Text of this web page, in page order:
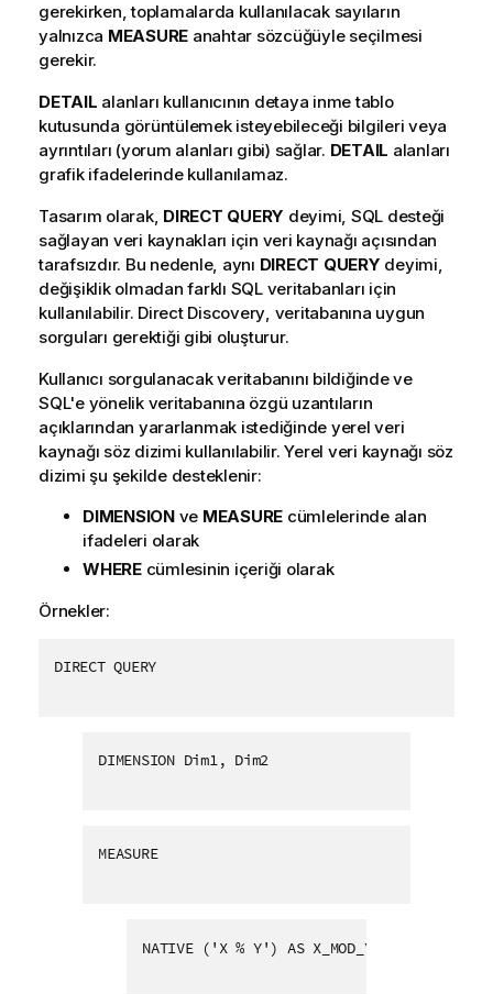
gerekirken, toplamalarda kullanılacak sayıların
yalnızca MEASURE anahtar sözcüğüyle seçilmesi
gerekir.
DETAIL alanları kullanıcının detaya inme tablo
kutusunda görüntülemek isteyebileceği bilgileri veya
ayrıntıları (yorum alanları gibi) sağlar. DETAIL alanları
grafik ifadelerinde kullanılamaz.
Tasarım olarak, DIRECT QUERY deyimi, SQL desteği
sağlayan veri kaynakları için veri kaynağı açısından
tarafsızdır. Bu nedenle, aynı DIRECT QUERY deyimi,
değişiklik olmadan farklı SQLveritabanları için
kullanılabilir. Direct Discovery, veritabanına uygun
sorguları gerektiği gibi oluşturur.
Kullanıcı sorgulanacak veritabanını bildiğinde ve
SQL'e yönelik veritabanına özgü uzantıların
açıklarından yararlanmak istediğinde yerel veri
kaynağı söz dizimi kullanılabilir. Yerel veri kaynağı söz
dizimi şu şekilde desteklenir:
DIMENSIONve MEASURE cümlelerinde alan
ifadeleri olarak
WHEREcümlesinin içeriği olarak
Örnekler:
DIRECT QUERY
DIMENSION Dim1, Dim2
MEASURE
NATIVE ('X % Y') AS X_MOD_Y